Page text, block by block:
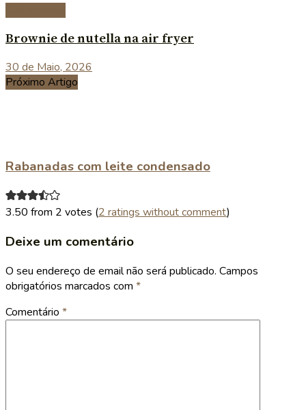
Brownie de nutella na air fryer
30 de Maio, 2026
Próximo Artigo
Rabanadas com leite condensado
3.50 from 2 votes (2 ratings without comment)
Deixe um comentário
O seu endereço de email não será publicado. Campos
obrigatórios marcados com *
Comentário *